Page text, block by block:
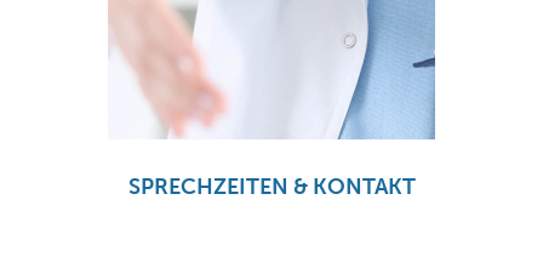
SPRECHZEITEN & KONTAKT